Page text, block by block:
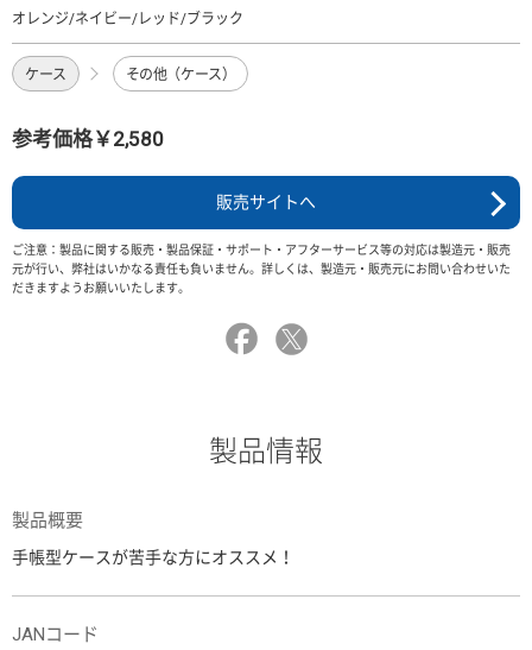
オレンジ/ネイビー/レッド/ブラック
ケース その他（ケース）
参考価格￥2,580
販売サイトへ
ご注意：製品に関する販売・製品保証・サポート・アフターサービス等の対応は製造元・販売
元が行い、弊社はいかなる責任も負いません。詳しくは、製造元・販売元にお問い合わせいた
だきますようお願いいたします。
製品情報
製品概要
手帳型ケースが苦手な方にオススメ！
JANコード